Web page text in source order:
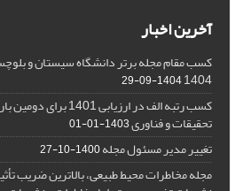
آخرین اخبار
کسب مقام مجله برتر دانشگاه سیستان و
1404
1404-09-29
کسب رتبه الف در
تحقیقات و فناوری1403-01-01
تغییر مدیر مسئول مجله1400-10-27